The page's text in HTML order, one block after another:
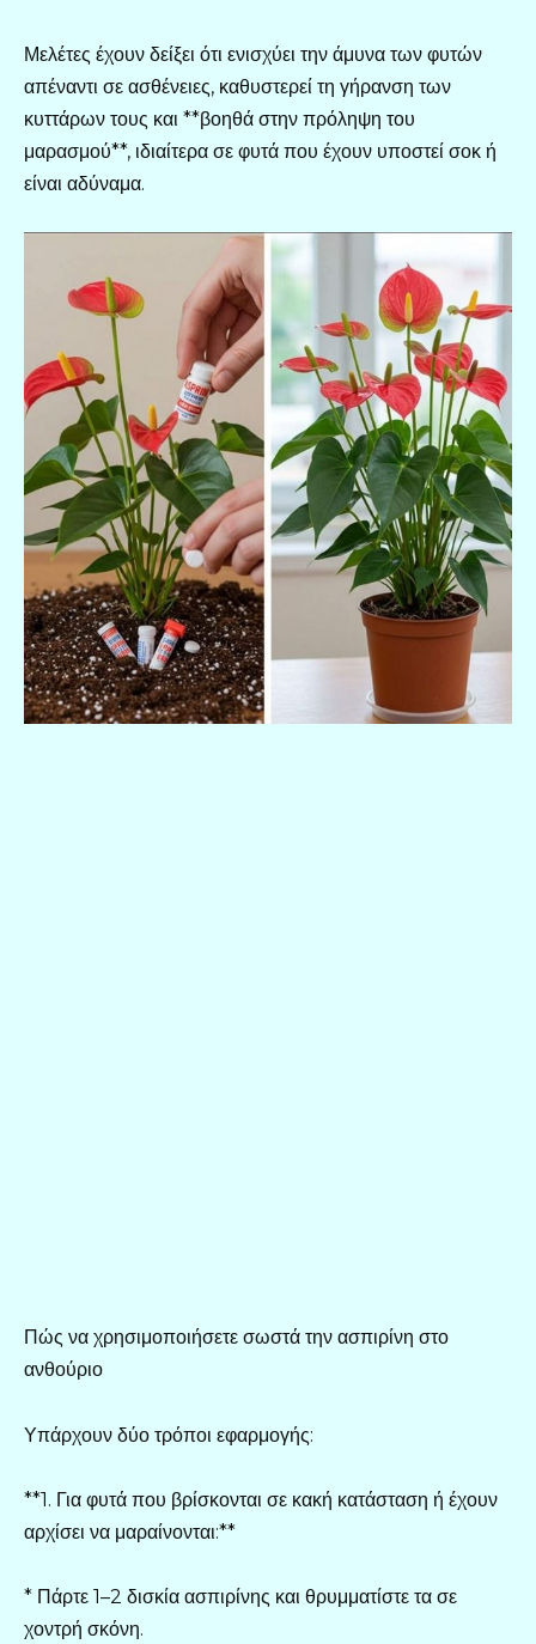
Μελέτες έχουν δείξει ότι ενισχύει την άμυνα των φυτών
απέναντι σε ασθένειες, καθυστερεί τη γήρανση των
κυττάρων τους και **βοηθά στην πρόληψη του
μαρασμού**, ιδιαίτερα σε φυτά που έχουν υποστεί σοκ ή
είναι αδύναμα.
Πώς να χρησιμοποιήσετε σωστά την ασπιρίνη στο
ανθούριο
Υπάρχουν δύο τρόποι εφαρμογής:
**1. Για φυτά που βρίσκονται σε κακή κατάσταση ή έχουν
αρχίσει να μαραίνονται:**
* Πάρτε 1–2 δισκία ασπιρίνης και θρυμματίστε τα σε
χοντρή σκόνη.